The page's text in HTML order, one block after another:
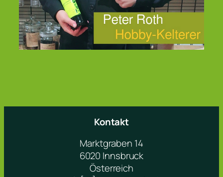
Kontakt
Marktgraben 14
6020 Innsbruck
Österreich